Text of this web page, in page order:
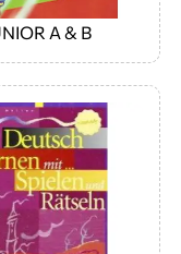
A & B